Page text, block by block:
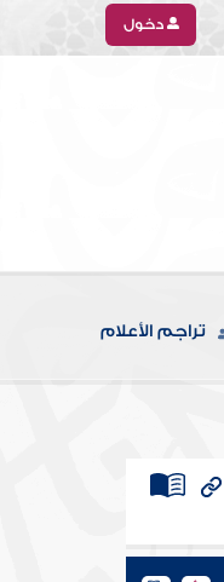
دخول
تراجم الأعلام